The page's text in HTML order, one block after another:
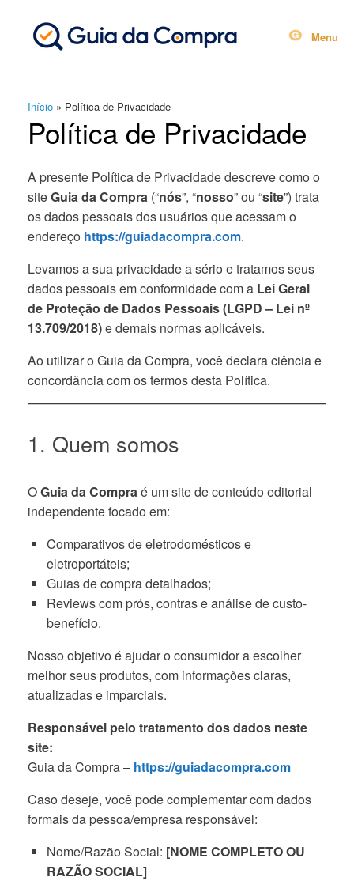
Menu
Início » Política de Privacidade
Política de Privacidade
A presente Política de Privacidade descreve como o
siteGuia da Compra (“nós”, “nosso” ou “site”) trata
os dados pessoais dos usuários que acessam o
endereço https://guiadacompra.com.
Levamos a sua privacidade a sério e tratamos seus
dados pessoais em conformidade com a Lei Geral
de Proteção de Dados Pessoais (LGPD – Lei nº
13.709/2018)e demais normas aplicáveis.
Ao utilizar o Guia da Compra, você declara ciência e
concordância com os termos desta Política.
1. Quem somos
OGuia da Compraé um site de conteúdo editorial
independente focado em:
Comparativos de eletrodomésticos e
eletroportáteis;
Guias de compra detalhados;
Reviews com prós, contras e análise de custo-
benefício.
Nosso objetivo é ajudar o consumidor a escolher
melhor seus produtos, com informações claras,
atualizadas e imparciais.
Responsável pelo tratamento dos dados neste
site:
Guia da Compra – https://guiadacompra.com
Caso deseje, você pode complementar com dados
formais da pessoa/empresa responsável:
Nome/Razão Social: [NOME COMPLETO OU
RAZÃO SOCIAL]